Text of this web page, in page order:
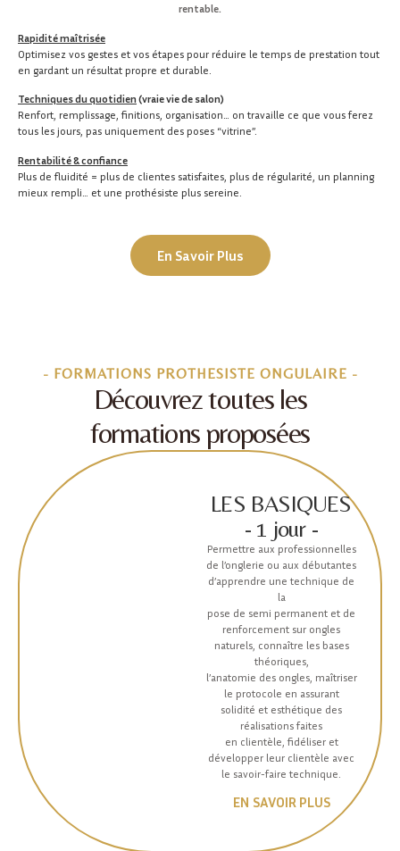
rentable.
Rapidité maîtrisée
Optimisez vos gestes et vos étapes pour réduire le temps de prestation tout
en gardant un résultat propre et durable.
Techniques du quotidien (vraie vie de salon)
Renfort, remplissage, finitions, organisation… on travaille ce que vous ferez
tous les jours, pas uniquement des poses “vitrine”.
Rentabilité & confiance
Plus de fluidité = plus de clientes satisfaites, plus de régularité, un planning
mieux rempli… et une prothésiste plus sereine.
En Savoir Plus
- FORMATIONS PROTHESISTE ONGULAIRE -
Découvrez toutes les
formations proposées
LES BASIQUES
- 1 jour -
Permettre aux professionnelles
de l’onglerie ou aux débutantes
d’apprendre une technique de
la
pose de semi permanent et de
renforcement sur ongles
naturels, connaître les bases
théoriques,
l’anatomie des ongles, maîtriser
le protocole en assurant
solidité et esthétique des
réalisations faites
en clientèle, fidéliser et
développer leur clientèle avec
le savoir-faire technique.
EN SAVOIR PLUS